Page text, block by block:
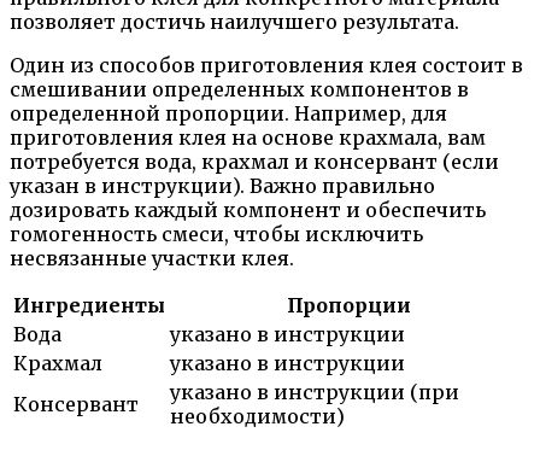
позволяет достичь наилучшего результата.
Один из способов приготовления клея состоит в
смешивании определенных компонентов в
определенной пропорции. Например, для
приготовления клея на основе крахмала, вам
потребуется вода, крахмал и консервант (если
указан в инструкции). Важно правильно
дозировать каждый компонент и обеспечить
гомогенность смеси, чтобы исключить
несвязанные участки клея.
Ингредиенты
Пропорции
Вода
указано в инструкции
Крахмал
указано в инструкции
Консервант
указано в инструкции (при
необходимости)